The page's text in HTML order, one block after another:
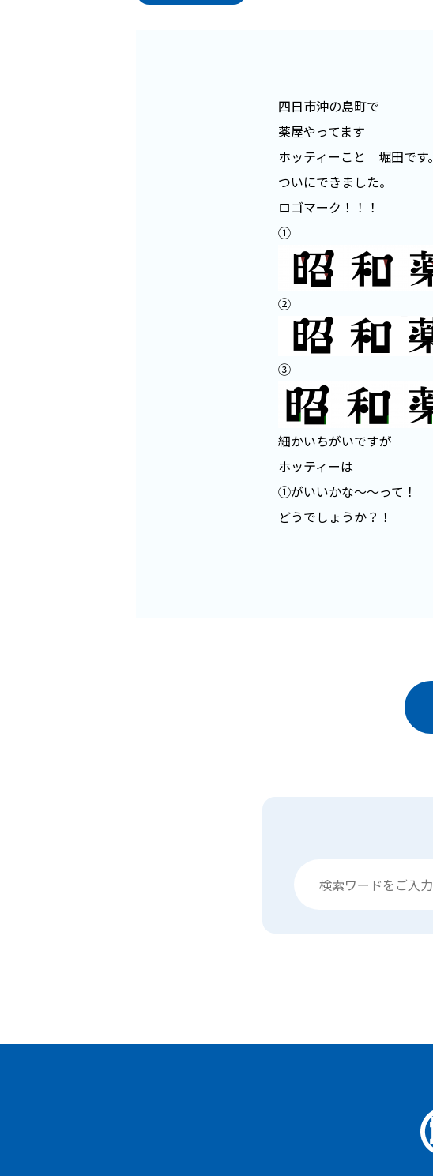
四日市沖の島町で
薬屋やってます
ホッティーこと 堀田です。
ついにできました。
ロゴマーク！！！
①
②
③
細かいちがいですが
ホッティーは
①がいいかな～～って！
どうでしょうか？！